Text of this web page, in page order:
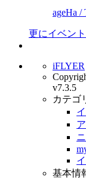
ageHa /
更にイベン
iFLYER
v7.3.5
カテゴ
基本情